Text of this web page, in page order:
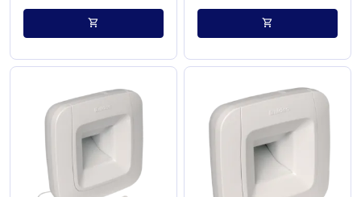
shopping_cart shopping_cart